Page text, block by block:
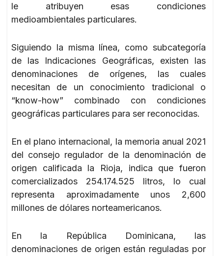
le atribuyen esas condiciones
medioambientales particulares.
Siguiendo la misma línea, como subcategoría
de las Indicaciones Geográficas, existen las
denominaciones de orígenes, las cuales
necesitan de un conocimiento tradicional o
“know-how” combinado con condiciones
geográficas particulares para ser reconocidas.
En el plano internacional, la memoria anual 2021
del consejo regulador de la denominación de
origen calificada la Rioja, indica que fueron
comercializados 254.174.525 litros, lo cual
representa aproximadamente unos 2,600
millones de dólares norteamericanos.
En la República Dominicana, las
denominaciones de origen están reguladas por